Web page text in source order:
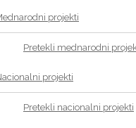
projekti
Pretekli mednarodni
projekti
Pretekli nacionalni projekti